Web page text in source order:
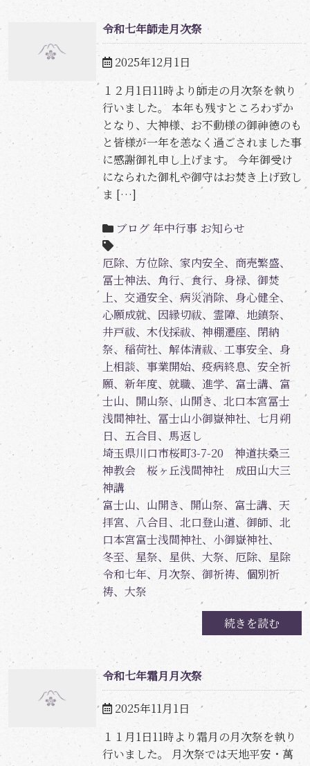
令和七年師走月次祭
2025年12月1日
１２月1日11時より師走の月次祭を執り
行いました。 本年も残すところわずか
となり、大神様、お不動様の御神徳のも
と皆様が一年を恙なく過ごされました事
に感謝御礼申し上げます。 今年御受け
になられた御札や御守はお焚き上げ致し
ま […]
ブログ 年中行事 お知らせ
厄除、方位除、家内安全、商売繁盛、
冨士神法、角行、食行、身禄、御焚
上、交通安全、病災消除、身心健全、
心願成就、因縁切祓、霊障、地鎮祭、
井戸祓、木伐採祓、神棚遷座、閉納
祭、稲荷社、解体清祓、工事安全、身
上相談、事業開始、疫病終息、安全祈
願、新年度、就職、進学、富士講、富
士山、開山祭、山開き、北口本宮冨士
浅間神社、冨士山小御嶽神社、七月朔
日、五合目、馬返し
埼玉県川口市桜町3-7-20 神道扶桑三
神教会 桜ヶ丘浅間神社 成田山大三
神講
富士山、山開き、開山祭、富士講、天
拝宮、八合目、北口登山道、御師、北
口本宮富士浅間神社、小御嶽神社、
冬至、星祭、星供、大祭、厄除、星除
令和七年、月次祭、御祈祷、個別祈
祷、大祭
続きを読む
令和七年霜月月次祭
2025年11月1日
１１月1日11時より霜月の月次祭を執り
行いました。 月次祭では天地平安・萬